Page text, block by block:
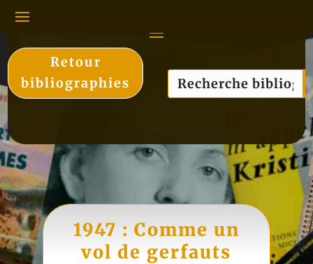
Retour
bibliographies
1947 : Comme un
vol de gerfauts